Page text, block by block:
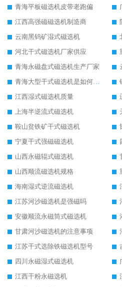
青海平板磁选机皮带老跑偏
江西高强磁磁选机制造商
云南黑钨矿湿式磁选机
河北干式磁选机厂家供应
青海永磁盘式磁选机生产厂家
青海大型干式磁选机是如何选矿的
江西湿式磁选机质量
上海半逆流式磁选机
鞍山贫铁矿干式磁选机
宁夏干式强磁磁选机
山西永磁辊式磁选机
山西顺流磁选机规格
海南湿式逆流磁选机
江苏河沙磁选机是强磁吗
安徽顺流永磁筒式磁选机
甘肃河沙磁选机的注意事项
江苏干式选除铁磁选机型号
四川永磁湿式磁选机
江西干粉永磁选机